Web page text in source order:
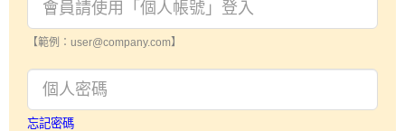
【範例：user@company.com】
忘記密碼